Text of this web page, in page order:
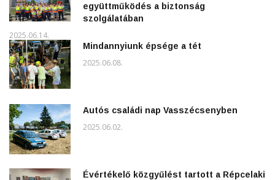
együttműködés a biztonság
szolgálatában
2025.06.14.
Mindannyiunk épsége a tét
2025.06.08.
Autós családi nap Vasszécsenyben
2025.06.02.
Évértékelő közgyűlést tartott a Répcelaki